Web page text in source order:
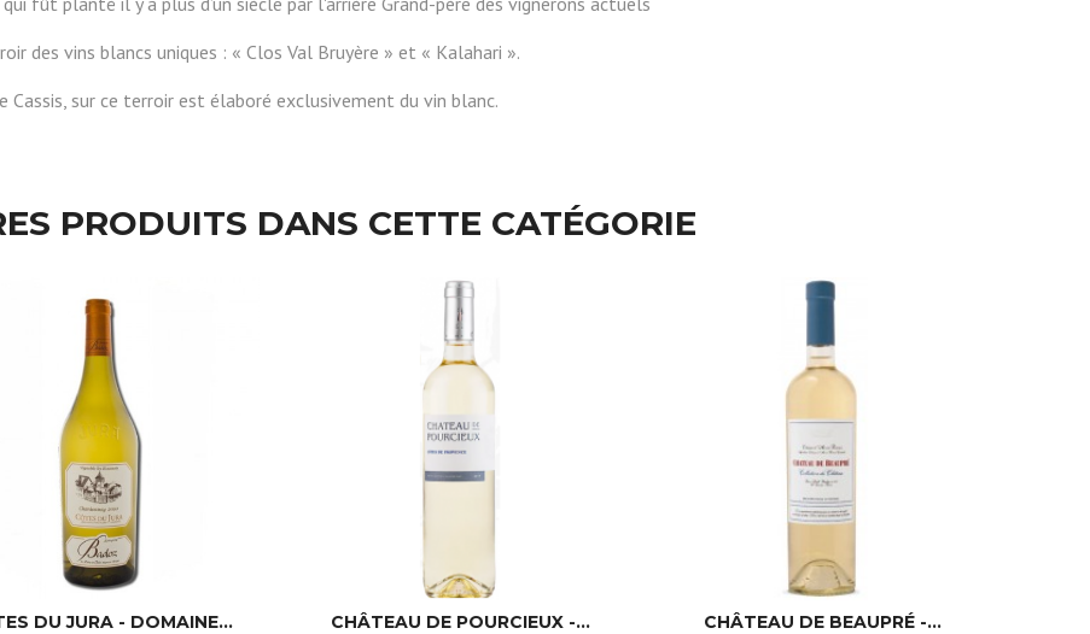
des vins blancs uniques : « Clos Val Bruyère » et « Kalahari ».
sur ce terroir est élaboré exclusivement du vin blanc.
PRODUITS DANS CETTE CATÉGORIE
DU JURA - DOMAINE... CHÂTEAU DE POURCIEUX -... CHÂTEAU DE BEAUPRÉ -...